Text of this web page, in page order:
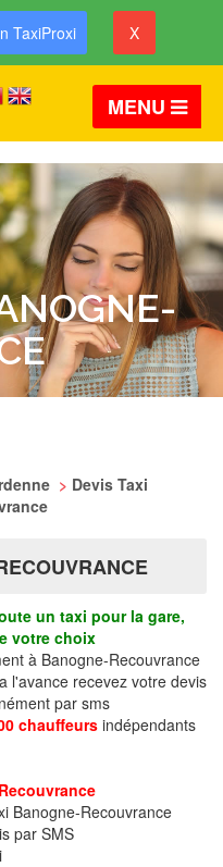
TaxiProxi X
MENU
> Devis Taxi
un taxi pour la gare,
votre choix
à Banogne-Recouvrance
l'avance recevez votre devis
par sms
chauffeurs indépendants
Banogne-Recouvrance
par SMS